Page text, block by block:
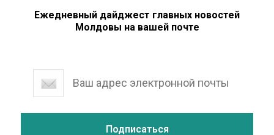
Ежедневный дайджест главных новостей
Молдовы на вашей почте